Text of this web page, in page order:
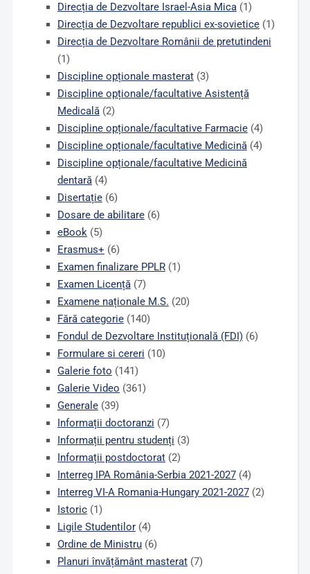
Direcția de Dezvoltare Israel-Asia Mica(1)
Direcția de Dezvoltare republici ex-sovietice(1)
Direcția de Dezvoltare Românii de pretutindeni
(1)
Discipline opționale masterat(3)
Discipline opționale/facultative Asistență
Medicală(2)
Discipline opționale/facultative Farmacie(4)
Discipline opționale/facultative Medicină(4)
Discipline opționale/facultative Medicină
dentară(4)
Disertație(6)
Dosare de abilitare(6)
eBook(5)
Erasmus+ (6)
Examen finalizare PPLR(1)
Examen Licență(7)
Examene naționale M.S. (20)
Fără categorie(140)
Fondul de Dezvoltare Instituțională (FDI)(6)
Formulare si cereri (10)
Galerie foto (141)
Galerie Video (361)
Generale(39)
Informații doctoranzi (7)
Informații pentru studenți (3)
Informații postdoctorat(2)
Interreg IPA România-Serbia 2021-2027(4)
Interreg VI-A Romania-Hungary 2021-2027(2)
Istoric(1)
Ligile Studentilor(4)
Ordine de Ministru(6)
Planuri învățământ masterat(7)